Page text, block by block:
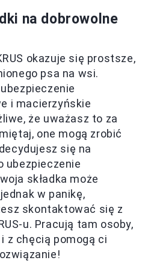
na dobrowolne
okazuje się prostsze,
psa na wsi.
i macierzyńskie
że uważasz to za
one mogą zrobić
się na
ubezpieczenie
składka może
w panikę,
skontaktować się z
u. Pracują tam osoby,
z chęcią pomogą ci